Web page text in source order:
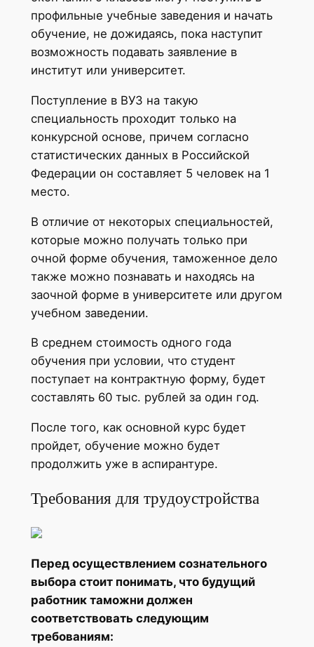
профильные учебные заведения и начать
обучение, не дожидаясь, пока наступит
возможность подавать заявление в
институт или университет.
Поступление в ВУЗ на такую
специальность проходит только на
конкурсной основе, причем согласно
статистических данных в Российской
Федерации он составляет 5 человек на 1
место.
В отличие от некоторых специальностей,
которые можно получать только при
очной форме обучения, таможенное дело
также можно познавать и находясь на
заочной форме в университете или другом
учебном заведении.
В среднем стоимость одного года
обучения при условии, что студент
поступает на контрактную форму, будет
составлять 60 тыс. рублей за один год.
После того, как основной курс будет
пройдет, обучение можно будет
продолжить уже в аспирантуре.
Требования для трудоустройства
Перед осуществлением сознательного
выбора стоит понимать, что будущий
работник таможни должен
соответствовать следующим
требованиям: